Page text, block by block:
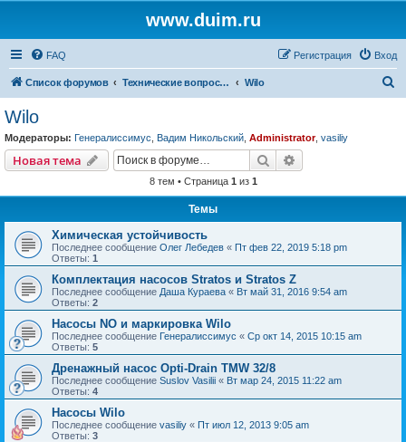
www.duim.ru
FAQ Вход
Регистрация
Список форумов Технические вопросы (по производителям и брендам) Wilo
Wilo
Модераторы: Генералиссимус Вадим Никольский Administrator, vasiliy
Новая тема Поиск
8 тем • Страница 1 из 1
Темы
Химическая устойчивость
Последнее сообщение Олег Лебедев « Пт фев 22, 2019 5:18 pm
Ответы: 1
Комплектация насосов Stratos и Stratos Z
Последнее сообщение Даша Кураева « Вт май 31, 2016 9:54 am
Ответы: 2
Насосы NO и маркировка Wilo
Последнее сообщение Генералиссимус « Ср окт 14, 2015 10:15 am
Ответы: 5
Дренажный насос Opti-Drain TMW 32/8
Последнее сообщение Suslov Vasilii « Вт мар 24, 2015 11:22 am
Ответы: 4
Насосы Wilo
Последнее сообщение vasiliy « Пт июл 12, 2013 9:05 am
Ответы: 3